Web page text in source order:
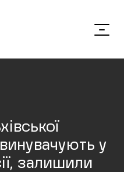
у
залишили